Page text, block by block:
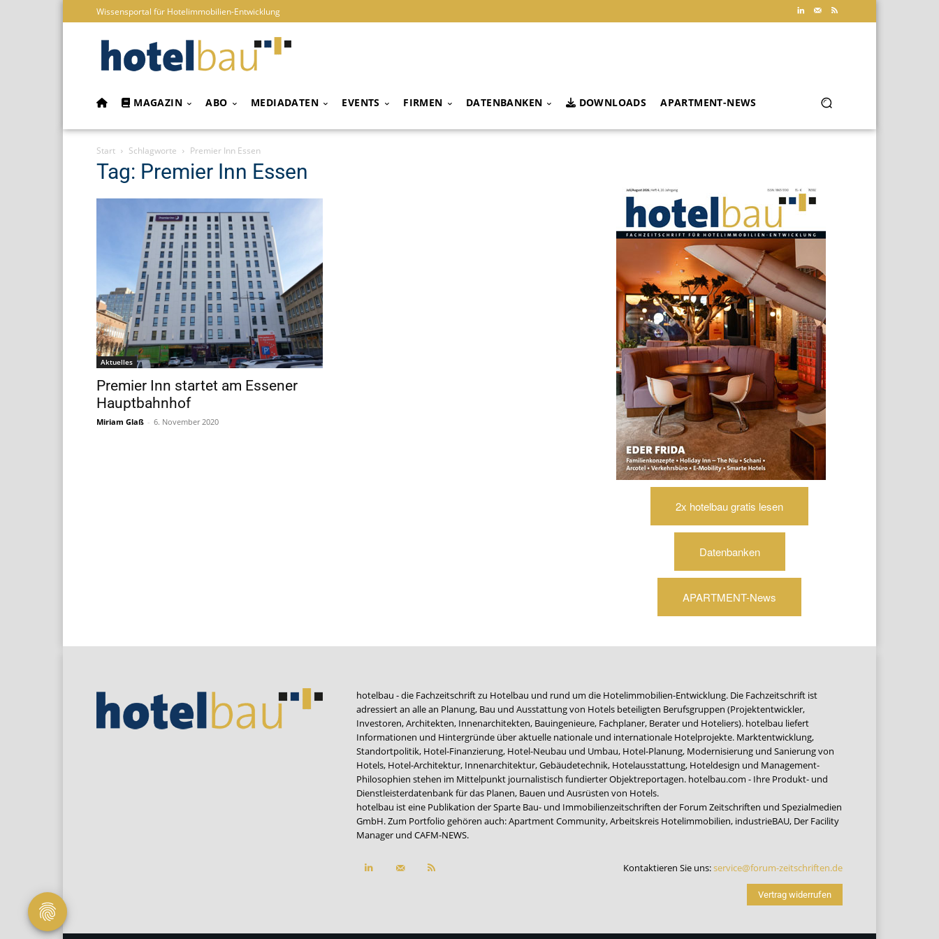
Wissensportal für Hotelimmobilien-Entwicklung
MAGAZIN ABO MEDIADATEN EVENTS FIRMEN DATENBANKEN DOWNLOADS APARTMENT-NEWS
Start Schlagworte Premier Inn Essen
Tag: Premier Inn Essen
Aktuelles
Premier Inn startet am Essener
Hauptbahnhof
Miriam Glaß - 6. November 2020
2x hotelbau gratis lesen
Datenbanken
APARTMENT-News
hotelbau - die Fachzeitschrift zu Hotelbau und rund um die Hotelimmobilien-Entwicklung. Die Fachzeitschrift ist
adressiert an alle an Planung, Bau und Ausstattung von Hotels beteiligten Berufsgruppen (Projektentwickler,
Investoren, Architekten, Innenarchitekten, Bauingenieure, Fachplaner, Berater und Hoteliers). hotelbau liefert
Informationen und Hintergründe über aktuelle nationale und internationale Hotelprojekte. Marktentwicklung,
Standortpolitik, Hotel-Finanzierung, Hotel-Neubau und Umbau, Hotel-Planung, Modernisierung und Sanierung von
Hotels, Hotel-Architektur, Innenarchitektur, Gebäudetechnik, Hotelausstattung, Hoteldesign und Management-
Philosophien stehen im Mittelpunkt journalistisch fundierter Objektreportagen. hotelbau.com - Ihre Produkt- und
Dienstleisterdatenbank für das Planen, Bauen und Ausrüsten von Hotels.
hotelbau ist eine Publikation der Sparte Bau- und Immobilienzeitschriften der Forum Zeitschriften und Spezialmedien
GmbH. Zum Portfolio gehören auch:Apartment Community,Arbeitskreis Hotelimmobilien, industrieBAU, Der Facility
Manager und CAFM-NEWS.
Kontaktieren Sie uns:service@forum-zeitschriften.de
Vertrag widerrufen